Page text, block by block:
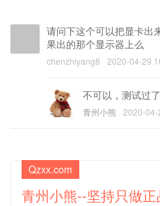
请问下这个可以把显卡出
果出的那个显示器上么
chenzhiyang8 2020-04-29
不可以，测试过
青州小熊 2020-
Qzxx.com
青州小熊--坚持只做正